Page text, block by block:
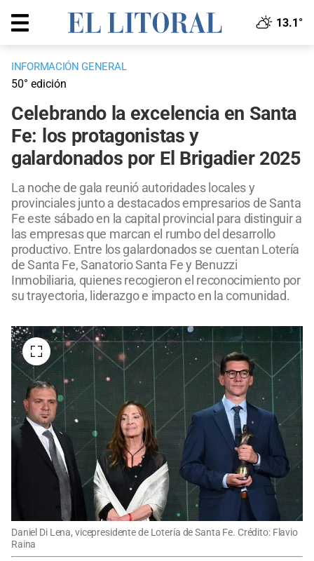
13.1°
INFORMACIÓN GENERAL
50° edición
Celebrando la excelencia en Santa
Fe: los protagonistas y
galardonados por El Brigadier 2025
La noche de gala reunió autoridades locales y
provinciales junto a destacados empresarios de Santa
Fe este sábado en la capital provincial para distinguir a
las empresas que marcan el rumbo del desarrollo
productivo. Entre los galardonados se cuentan Lotería
de Santa Fe, Sanatorio Santa Fe y Benuzzi
Inmobiliaria, quienes recogieron el reconocimiento por
su trayectoria, liderazgo e impacto en la comunidad.
Daniel Di Lena, vicepresidente de Lotería de Santa Fe. Crédito: Flavio
Raina